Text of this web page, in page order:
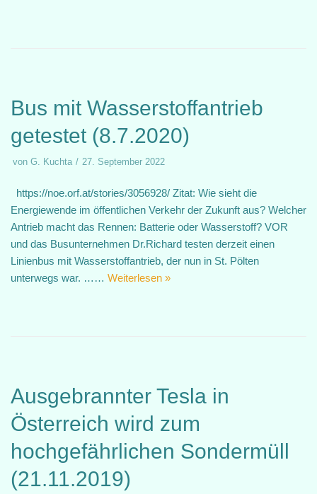
Bus mit Wasserstoffantrieb
getestet (8.7.2020)
von G. Kuchta 27. September 2022
https://noe.orf.at/stories/3056928/ Zitat: Wie sieht die
Energiewende im öffentlichen Verkehr der Zukunft aus? Welcher
Antrieb macht das Rennen: Batterie oder Wasserstoff? VOR
und das Busunternehmen Dr.Richard testen derzeit einen
Linienbus mit Wasserstoffantrieb, der nun in St. Pölten
unterwegs war. …… Weiterlesen »
Ausgebrannter Tesla in
Österreich wird zum
hochgefährlichen Sondermüll
(21.11.2019)